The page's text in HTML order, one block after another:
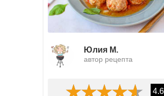
Юлия М.
автор рецепта
4.6